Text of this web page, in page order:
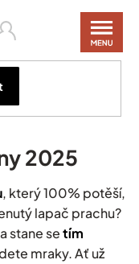
2025
, který 100% potěší,
lapač prachu?
a stane setím
mraky.Ať už